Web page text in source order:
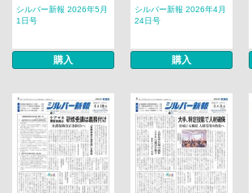
シルバー新報 2026年5月
1日号
購入
シルバー新報 2026年4月
24日号
購入